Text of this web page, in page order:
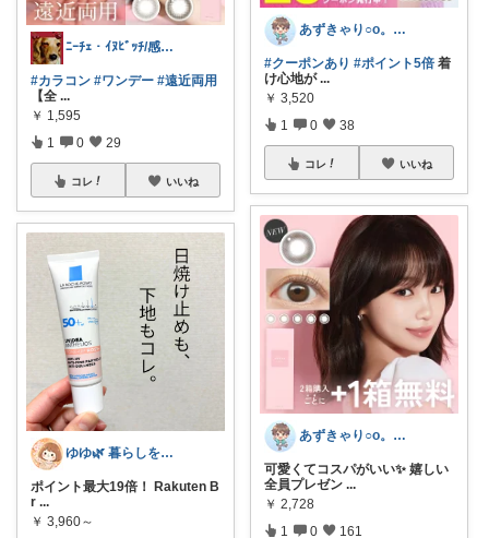
ﾆｰﾁｪ・ｲﾇﾋﾞｯﾁ/感謝✨主に購入
#カラコン #ワンデー #遠近両用
【全 ...
￥ 1,595
1 0 29
コレ いいね
ゆゆ🌿 暮らしを整えたい🫖
ポイント最大19倍！ Rakuten B
r ...
￥ 3,960～
あずきゃり○o。.🐟🐠
#クーポンあり #ポイント5倍 着
け心地が ...
￥ 3,520
1 0 38
コレ いいね
あずきゃり○o。.🐟🐠
可愛くてコスパがいい✨ 嬉しい
全員プレゼン ...
￥ 2,728
1 0 161